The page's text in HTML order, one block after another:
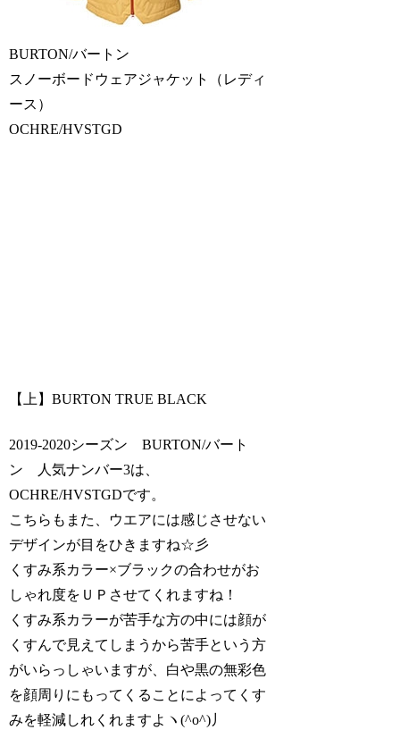
BURTON/バートン
スノーボードウェアジャケット（レディ
ース）
OCHRE/HVSTGD
【上】BURTON TRUE BLACK
2019-2020シーズン BURTON/バート
ン 人気ナンバー3は、
OCHRE/HVSTGDです。
こちらもまた、ウエアには感じさせない
デザインが目をひきますね☆彡
くすみ系カラー×ブラックの合わせがお
しゃれ度をＵＰさせてくれますね！
くすみ系カラーが苦手な方の中には顔が
くすんで見えてしまうから苦手という方
がいらっしゃいますが、白や黒の無彩色
を顔周りにもってくることによってくす
みを軽減しれくれますよヽ(^o^)丿